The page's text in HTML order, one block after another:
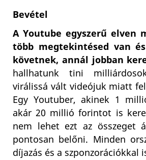
Bevétel
A Youtube egyszerű elven
több megtekintésed van
követnek, annál jobban
hallhatunk tini
virálissá vált videójuk miatt
Egy Youtuber, akinek 1
akár 20 millió forintot is
nem lehet ezt az összeget
pontosan belőni. Minden
díjazás és a szponzorációkkal